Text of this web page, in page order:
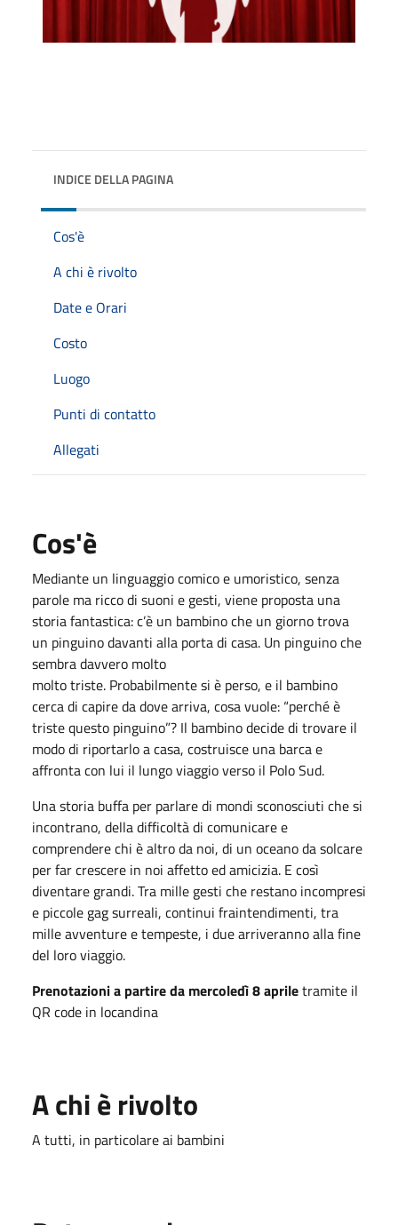
INDICE DELLA PAGINA
Cos'è
A chi è rivolto
Date e Orari
Costo
Luogo
Punti di contatto
Allegati
Cos'è
Mediante un linguaggio comico e umoristico, senza
parole ma ricco di suoni e gesti, viene proposta una
storia fantastica: c’è un bambino che un giorno trova
un pinguino davanti alla porta di casa. Un pinguino che
sembra davvero molto
molto triste. Probabilmente si è perso, e il bambino
cerca di capire da dove arriva, cosa vuole: “perché è
triste questo pinguino”? Il bambino decide di trovare il
modo di riportarlo a casa, costruisce una barca e
affronta con lui il lungo viaggio verso il Polo Sud.
Una storia buffa per parlare di mondi sconosciuti che si
incontrano, della difficoltà di comunicare e
comprendere chi è altro da noi, di un oceano da solcare
per far crescere in noi affetto ed amicizia. E così
diventare grandi. Tra mille gesti che restano incompresi
e piccole gag surreali, continui fraintendimenti, tra
mille avventure e tempeste, i due arriveranno alla fine
del loro viaggio.
Prenotazioni a partire da mercoledì 8 apriletramite il
QR code in locandina
A chi è rivolto
A tutti, in particolare ai bambini